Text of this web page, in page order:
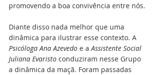
promovendo a boa convivência entre nós.
Diante disso nada melhor que uma
dinâmica para ilustrar esse contexto. A
Psicóloga Ana Azevedo e a Assistente Social
Juliana Evaristo conduziram nesse Grupo
a dinâmica da maçã. Foram passadas